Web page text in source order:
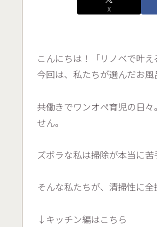
X
こんにちは！「リノベで叶え
今回は、私たちが選んだお風
共働きでワンオペ育児の日
せん。
ズボラな私は掃除が本当に
そんな私たちが、清掃性に全
↓キッチン編はこちら